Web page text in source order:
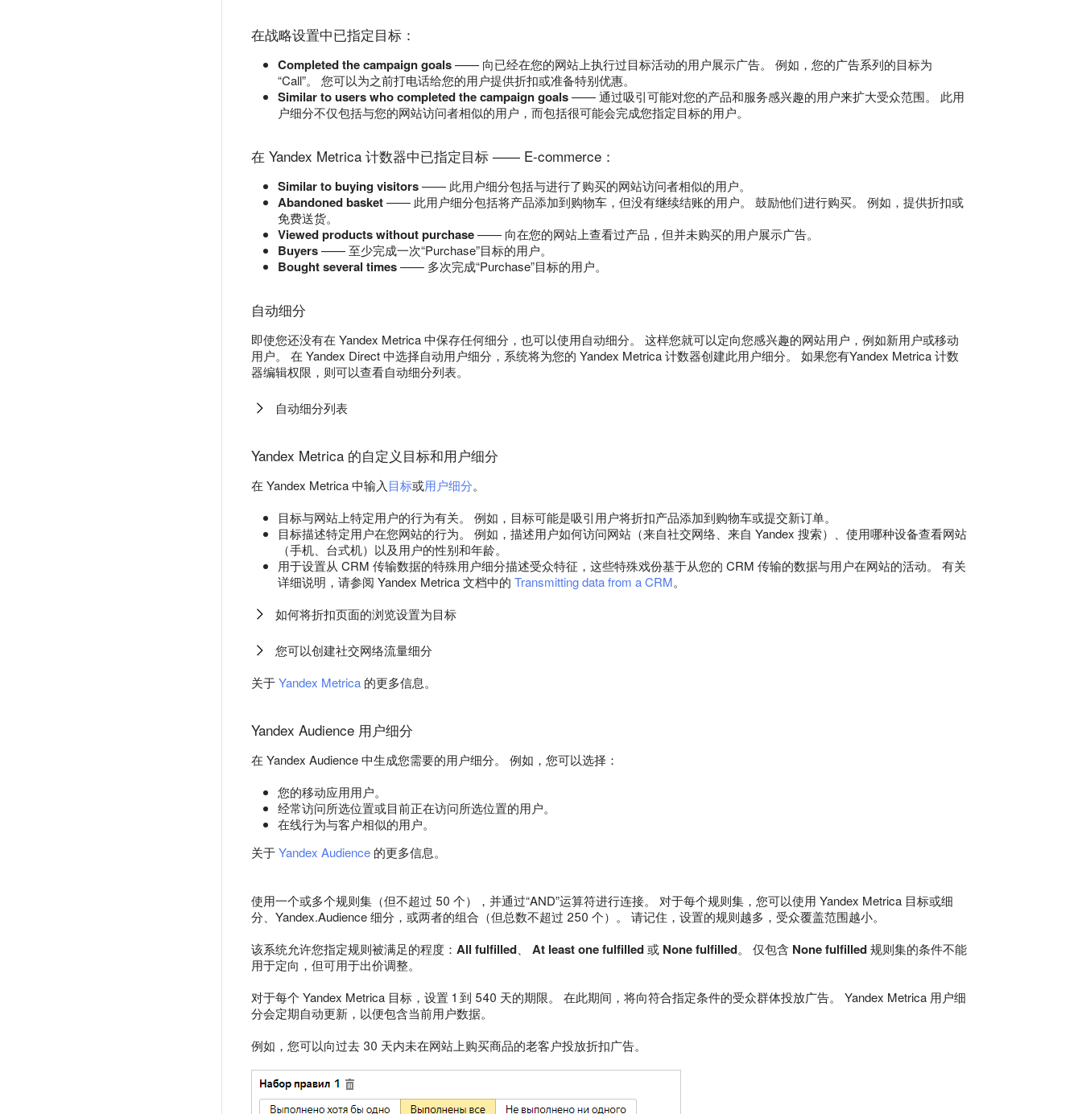
在战略设置中已指定目标：
Completed the campaign goals—— 向已经在您的网站上执行过目标活动的用户展示广告。 例如，您的广告系列的目标为
“Call”。 您可以为之前打电话给您的用户提供折扣或准备特别优惠。
Similar to users who completed the campaign goals—— 通过吸引可能对您的产品和服务感兴趣的用户来扩大受众范围。 此用
户细分不仅包括与您的网站访问者相似的用户，而包括很可能会完成您指定目标的用户。
在 Yandex Metrica 计数器中已指定目标 —— E-commerce：
Similar to buying visitors—— 此用户细分包括与进行了购买的网站访问者相似的用户。
Abandoned basket—— 此用户细分包括将产品添加到购物车，但没有继续结账的用户。 鼓励他们进行购买。 例如，提供折扣或
免费送货。
Viewed products without purchase—— 向在您的网站上查看过产品，但并未购买的用户展示广告。
Buyers—— 至少完成一次“Purchase”目标的用户。
Bought several times—— 多次完成“Purchase”目标的用户。
自动细分
即使您还没有在 Yandex Metrica 中保存任何细分，也可以使用自动细分。 这样您就可以定向您感兴趣的网站用户，例如新用户或移动
用户。 在 Yandex Direct 中选择自动用户细分，系统将为您的 Yandex Metrica 计数器创建此用户细分。 如果您有Yandex Metrica 计数
器编辑权限，则可以查看自动细分列表。
自动细分列表
Yandex Metrica 的自定义目标和用户细分
在 Yandex Metrica 中输入 目标或用户细分。
目标与网站上特定用户的行为有关。 例如，目标可能是吸引用户将折扣产品添加到购物车或提交新订单。
目标描述特定用户在您网站的行为。 例如，描述用户如何访问网站（来自社交网络、来自 Yandex 搜索）、使用哪种设备查看网站
（手机、台式机）以及用户的性别和年龄。
用于设置从 CRM 传输数据的特殊用户细分描述受众特征，这些特殊戏份基于从您的 CRM 传输的数据与用户在网站的活动。 有关
详细说明，请参阅 Yandex Metrica 文档中的 Transmitting data from a CRM。
如何将折扣页面的浏览设置为目标
您可以创建社交网络流量细分
关于Yandex Metrica 的更多信息。
Yandex Audience 用户细分
在 Yandex Audience 中生成您需要的用户细分。 例如，您可以选择：
您的移动应用用户。
经常访问所选位置或目前正在访问所选位置的用户。
在线行为与客户相似的用户。
关于Yandex Audience 的更多信息。
使用一个或多个规则集（但不超过 50 个），并通过“AND”运算符进行连接。 对于每个规则集，您可以使用 Yandex Metrica 目标或细
分、Yandex.Audience 细分，或两者的组合（但总数不超过 250 个）。 请记住，设置的规则越多，受众覆盖范围越小。
该系统允许您指定规则被满足的程度： All fulfilled At least one fulfilled或 None fulfilled。 仅包含 None fulfilled规则集的条件不能
用于定向，但可用于出价调整。
对于每个 Yandex Metrica 目标，设置 1 到 540 天的期限。 在此期间，将向符合指定条件的受众群体投放广告。 Yandex Metrica 用户细
分会定期自动更新，以便包含当前用户数据。
例如，您可以向过去 30 天内未在网站上购买商品的老客户投放折扣广告。